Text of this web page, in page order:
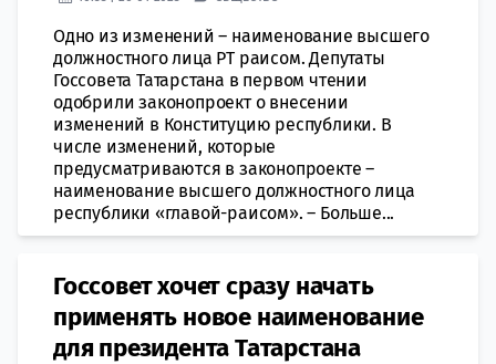
Одно из изменений – наименование высшего
должностного лица РТ раисом. Депутаты
Госсовета Татарстана в первом чтении
одобрили законопроект о внесении
изменений в Конституцию республики. В
числе изменений, которые
предусматриваются в законопроекте –
наименование высшего должностного лица
республики «главой-раисом». – Больше...
Госсовет хочет сразу начать
применять новое наименование
для президента Татарстана